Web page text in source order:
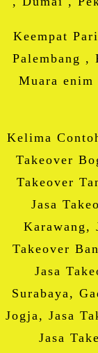
Keempat
Palembang ,
Muara
Kelima
Takeover
Takeover
Jasa
Karawang,
Takeover
Jasa
Surabaya,
Jogja, Jasa
Jasa